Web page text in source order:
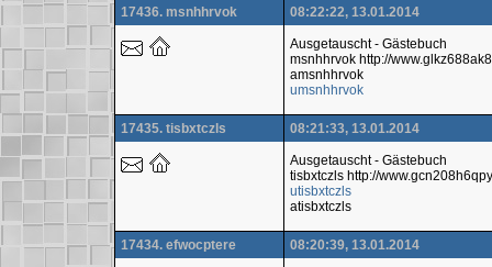
17436. msnhhrvok 08:22:22, 13.01.2014
Ausgetauscht - Gästebuch
msnhhrvok http://
amsnhhrvok
umsnhhrvok
17435. tisbxtczls 08:21:33, 13.01.2014
Ausgetauscht - Gästebuch
tisbxtczls http://
utisbxtczls
atisbxtczls
17434. efwocptere 08:20:39, 13.01.2014